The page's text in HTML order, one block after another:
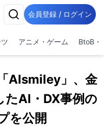
会員登録 / ログイン
アニメ・ゲーム BtoB・
AIsmiley」、金
たAI・DX事例の
を公開